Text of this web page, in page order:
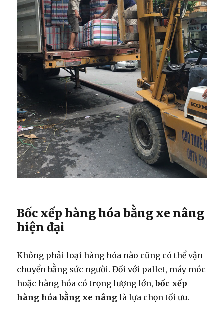
Bốc xếp hàng hóa bằng xe nâng
hiện đại
Không phải loại hàng hóa nào cũng có thể vận
chuyển bằng sức người. Đối với pallet, máy móc
hoặc hàng hóa có trọng lượng lớn,bốc xếp
hàng hóa bằng xe nâng là lựa chọn tối ưu.